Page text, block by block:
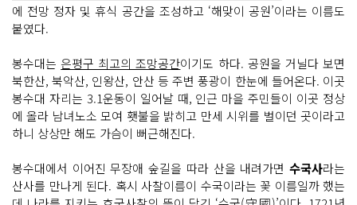
에 전망 정자 및 휴식 공간을 조성하고 ‘해맞이 공원’이라는 이름도
붙였다.
봉수대는 은평구 최고의 조망공간이기도 하다. 공원을 거닐다 보면
북한산, 북악산, 인왕산, 안산 등 주변 풍광이 한눈에 들어온다. 이곳
봉수대 자리는 3.1운동이 일어날 때, 인근 마을 주민들이 이곳 정상
에 올라 남녀노소 모여 횃불을 밝히고 만세 시위를 벌이던 곳이라고
하니 상상만 해도 가슴이 뻐근해진다.
봉수대에서 이어진 무장애 숲길을 따라 산을 내려가면 수국사라는
산사를 만나게 된다. 혹시 사찰이름이 수국이라는 꽃 이름일까 했는